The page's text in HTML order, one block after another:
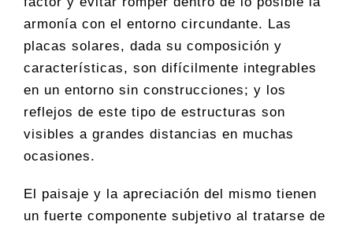
armonía con el entorno circundante. Las
placas solares, dada su composición y
características, son difícilmente integrables
en un entorno sin construcciones; y los
reflejos de este tipo de estructuras son
visibles a grandes distancias en muchas
ocasiones.
El paisaje y la apreciación del mismo tienen
un fuerte componente subjetivo al tratarse de